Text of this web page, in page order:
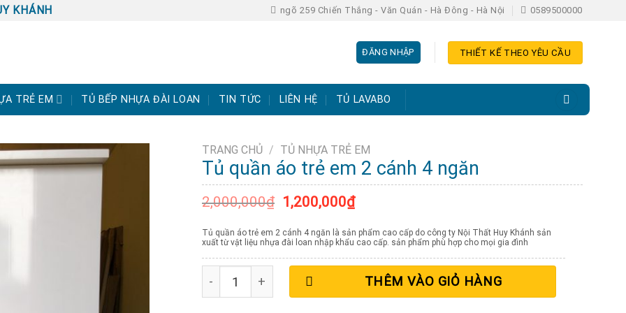
KHÁNH ngõ 259 Chiến Thắng - Văn Quán - Hà Đông - Hà Nội 0589500000
ĐĂNG NHẬP THIẾT KẾ THEO YÊU CẦU
TRẺ EM TỦ BẾP NHỰA ĐÀI LOAN TIN TỨC LIÊN HỆ TỦ LAVABO
TRANG CHỦ / TỦ NHỰA TRẺ EM
Tủ quần áo trẻ em 2 cánh 4 ngăn
2,000,000₫ 1,200,000₫
Tủ quần áo trẻ em 2 cánh 4 ngăn là sản phẩm cao cấp do công ty Nội Thất Huy Khánh sản
xuất từ vật liệu nhựa đài loan nhập khẩu cao cấp. sản phẩm phù hợp cho mọi gia đình
Tủ quần áo trẻ em 2 cánh 4 ngăn số lượng
THÊM VÀO GIỎ HÀNG